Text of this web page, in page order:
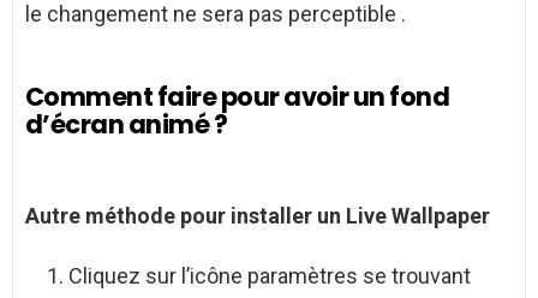
le changement ne sera pas perceptible .
Comment faire pour avoir un fond
d’écran animé ?
Autre méthode pour installer un Live Wallpaper
Cliquez sur l’icône paramètres se trouvant